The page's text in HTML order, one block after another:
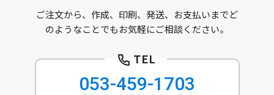
ご注文から、作成、印刷、発送、お支払いまでど
のようなことでもお気軽にご相談ください。
053-459-1703